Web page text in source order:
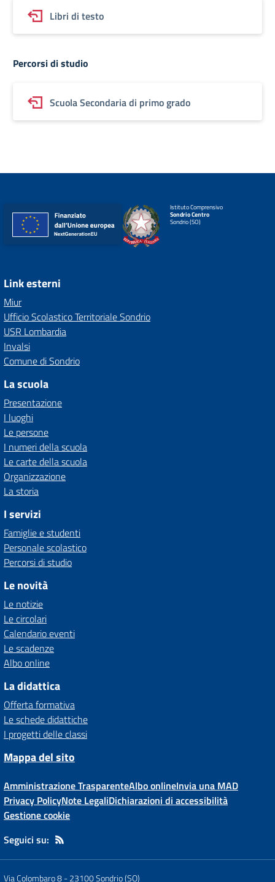
Libri di testo
Percorsi di studio
Scuola Secondaria di primo grado
Istituto Comprensivo
Sondrio Centro
Sondrio (SO)
Link esterni
Miur
Ufficio Scolastico Territoriale Sondrio
USR Lombardia
Invalsi
Comune di Sondrio
La scuola
Presentazione
I luoghi
Le persone
I numeri della scuola
Le carte della scuola
Organizzazione
La storia
I servizi
Famiglie e studenti
Personale scolastico
Percorsi di studio
Le novità
Le notizie
Le circolari
Calendario eventi
Le scadenze
Albo online
La didattica
Offerta formativa
Le schede didattiche
I progetti delle classi
Mappa del sito
Amministrazione TrasparenteAlbo onlineInvia una MAD
Privacy PolicyNote LegaliDichiarazioni di accessibilità
Gestione cookie
Seguici su:
Via Colombaro 8-23100 Sondrio (SO)